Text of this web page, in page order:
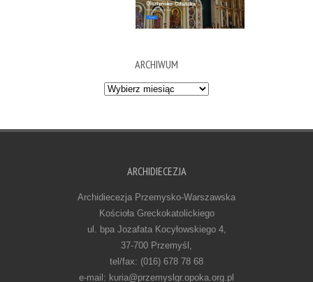
ARCHIWUM
Archiwum
ARCHIDIECEZJA
Archidiecezja Przemysko-Warszawska
Kościoła Greckokatolickiego
ul. bpa Jozafata Kocyłowskiego 4,
37-700 Przemyśl,
tel/fax: (016) 678 78 68
e-mail: kuria@przemyslgr.opoka.org.pl